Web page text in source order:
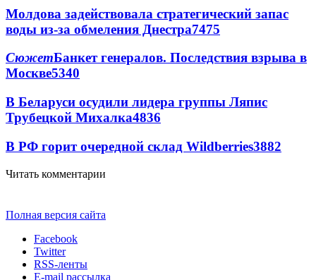
Молдова задействовала стратегический запас
воды из-за обмеления Днестра7475
СюжетБанкет генералов. Последствия взрыва в
Москве5340
В Беларуси осудили лидера группы Ляпис
Трубецкой Михалка4836
В РФ горит очередной склад Wildberries3882
Читать комментарии
Полная версия сайта
Facebook
Twitter
RSS-ленты
E-mail рассылка